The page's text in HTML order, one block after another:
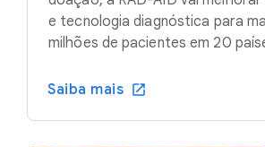
e tecnologia diagnóstica para
milhões de pacientes em 20
Saiba mais